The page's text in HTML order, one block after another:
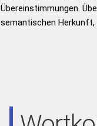
Übereinstimmungen.
semantischen Herkunft,